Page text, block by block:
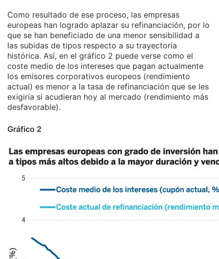
Como resultado de ese proceso, las empresas
europeas han logrado aplazar su refinanciación, por lo
que se han beneficiado de una menor sensibilidad a
las subidas de tipos respecto a su trayectoria
histórica. Así, en el gráfico 2 puede verse como el
coste medio de los intereses que pagan actualmente
los emisores corporativos europeos (rendimiento
actual) es menor a la tasa de refinanciación que se les
exigiría si acudieran hoy al mercado (rendimiento más
desfavorable).
Gráfico 2